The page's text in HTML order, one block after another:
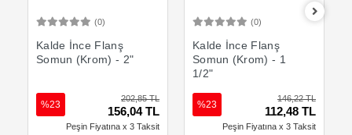
(0)
Kalde İnce Flanş
Somun (Krom) - 2"
202,85 TL
156,04 TL
%23
Peşin Fiyatına x 3 Taksit
(0)
Kalde İnce Flanş
Somun (Krom) - 1
1/2"
146,22 TL
112,48 TL
%23
Peşin Fiyatına x 3 Taksit